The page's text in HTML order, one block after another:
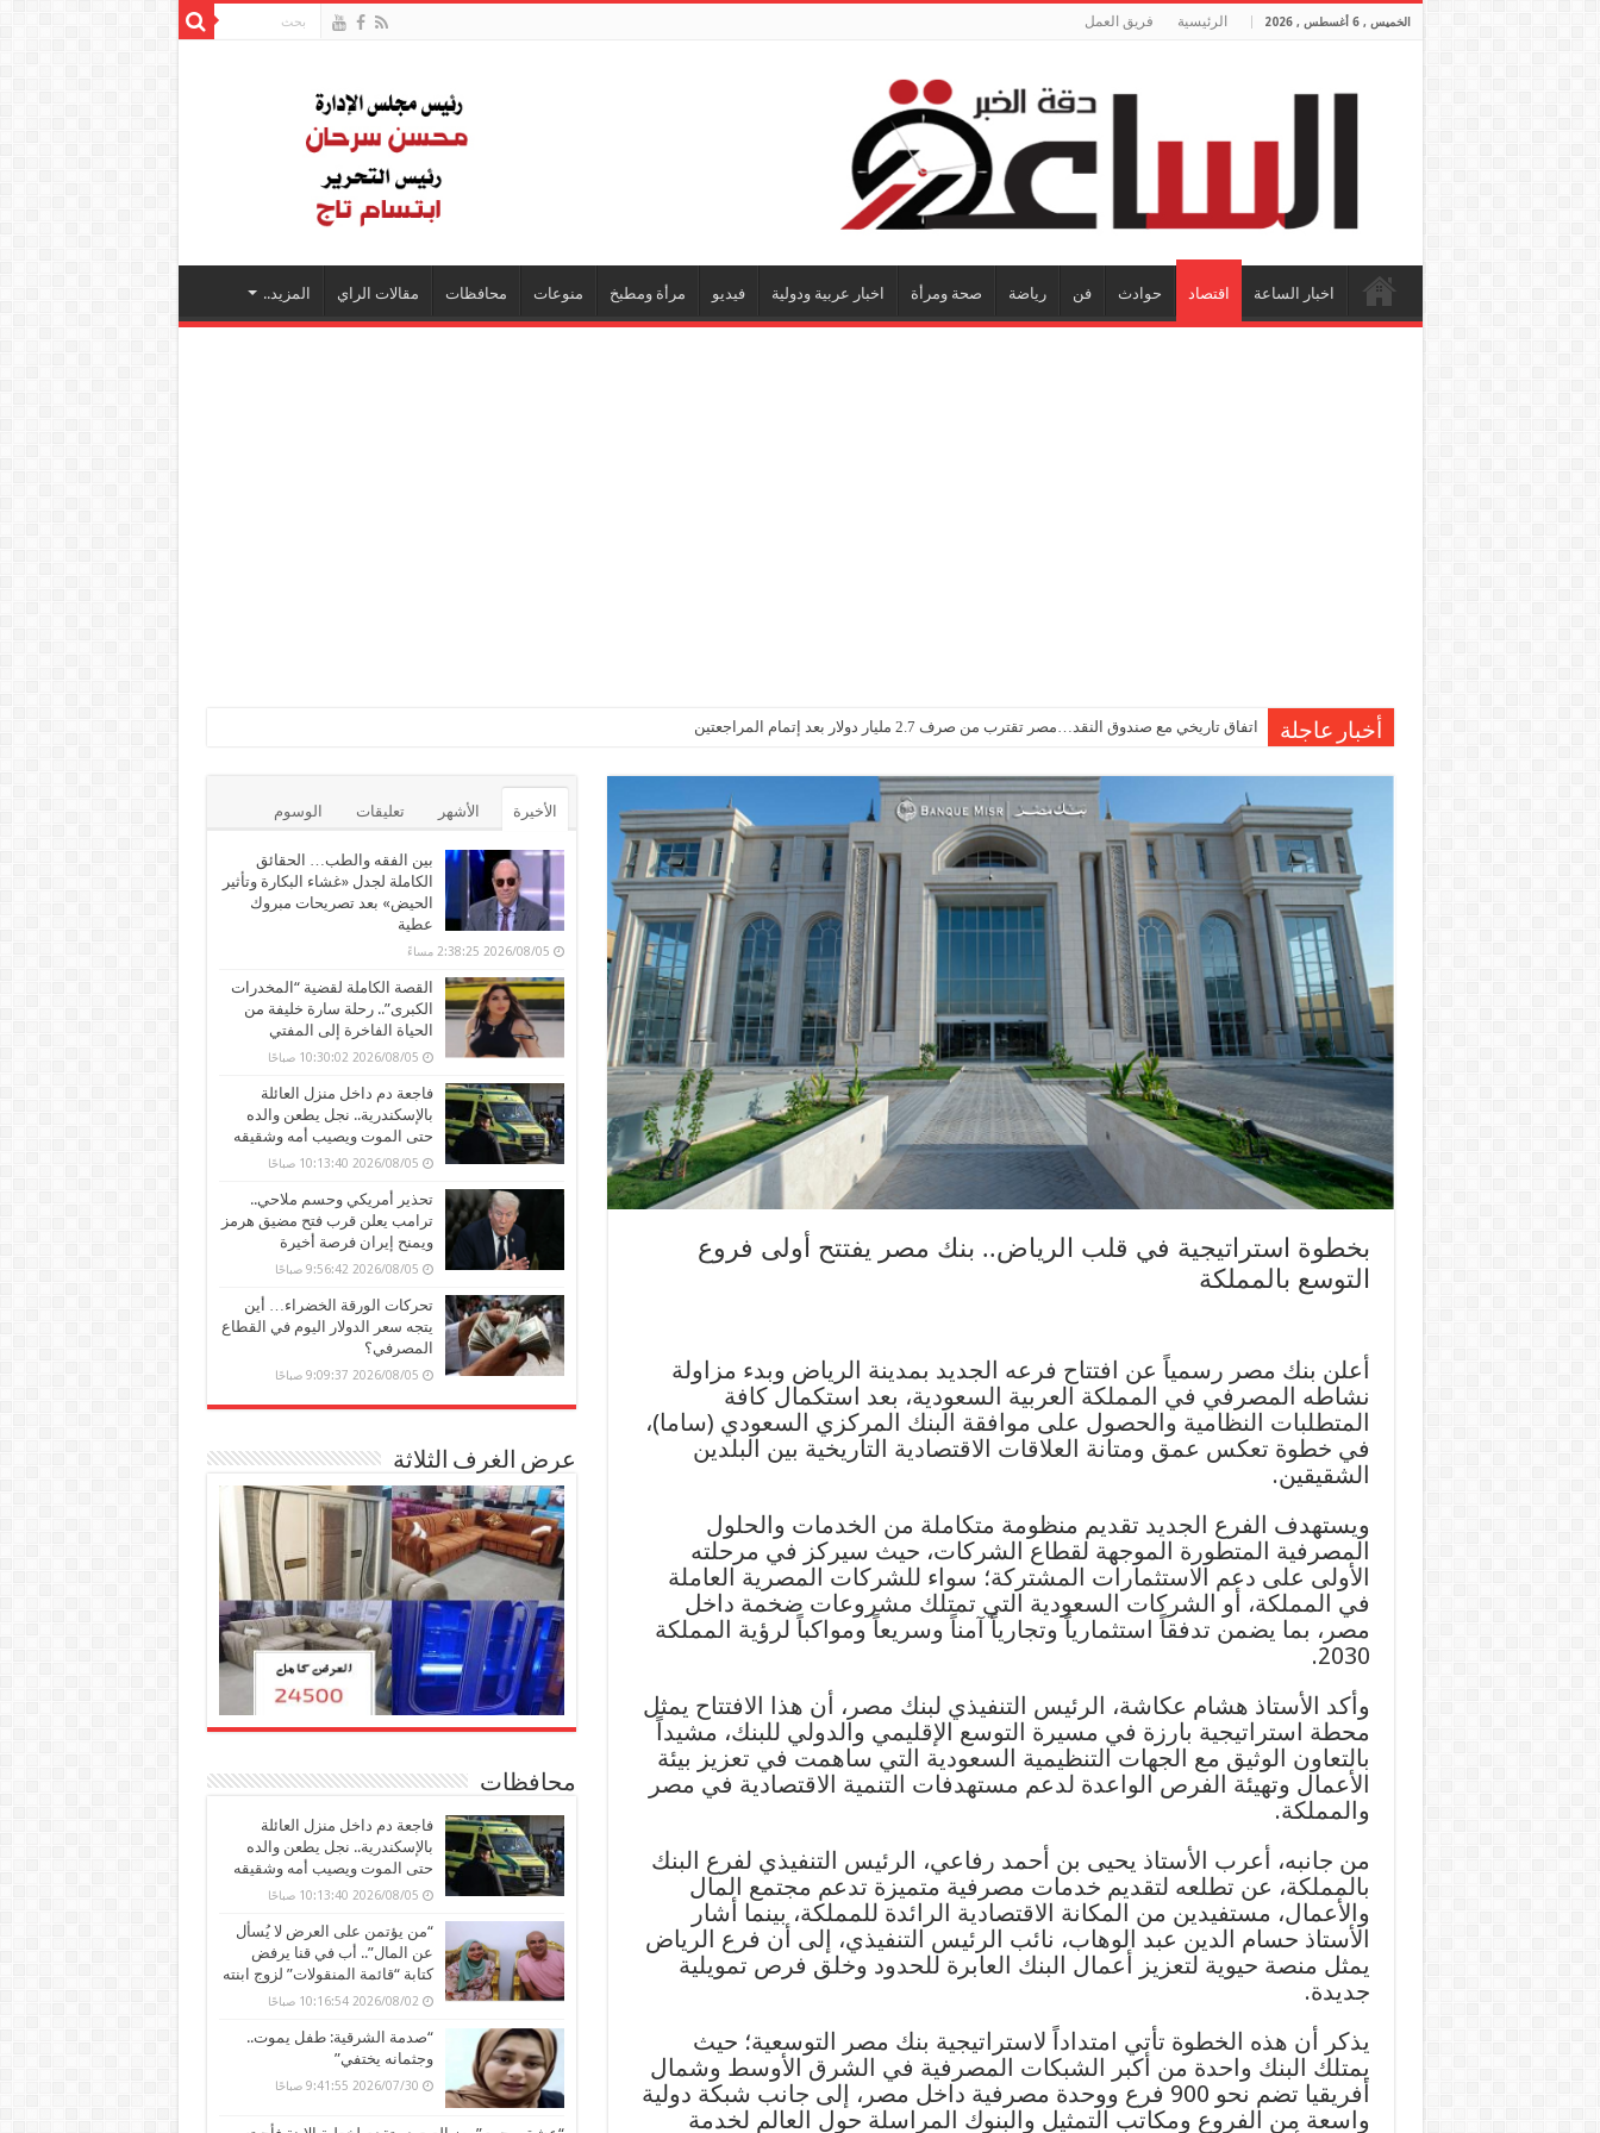
الخميس , 6 أغسطس , 2026 الرئيسية فريق العمل
اخبار الساعة اقتصاد حوادث فن رياضة صحة ومرأة اخبار عربية ودولية فيديو مرأة ومطبخ منوعات محافظات مقالات الراي المزيد..
أخبار عاجلة اتفاق تاريخي مع صندوق النقد…مصر تقترب من صرف 2.7 مليار دولار بعد إتمام المراجعتين
بخطوة استراتيجية في قلب الرياض.. بنك مصر يفتتح أولى فروع
التوسع بالمملكة
أعلن بنك مصر رسمياً عن افتتاح فرعه الجديد بمدينة الرياض وبدء مزاولة
نشاطه المصرفي في المملكة العربية السعودية، بعد استكمال كافة
المتطلبات النظامية والحصول على موافقة البنك المركزي السعودي (ساما)،
في خطوة تعكس عمق ومتانة العلاقات الاقتصادية التاريخية بين البلدين
الشقيقين.
ويستهدف الفرع الجديد تقديم منظومة متكاملة من الخدمات والحلول
المصرفية المتطورة الموجهة لقطاع الشركات، حيث سيركز في مرحلته
الأولى على دعم الاستثمارات المشتركة؛ سواء للشركات المصرية العاملة
في المملكة، أو الشركات السعودية التي تمتلك مشروعات ضخمة داخل
مصر، بما يضمن تدفقاً استثمارياً وتجارياً آمناً وسريعاً ومواكباً لرؤية المملكة
2030.
وأكد الأستاذ هشام عكاشة، الرئيس التنفيذي لبنك مصر، أن هذا الافتتاح يمثل
محطة استراتيجية بارزة في مسيرة التوسع الإقليمي والدولي للبنك، مشيداً
بالتعاون الوثيق مع الجهات التنظيمية السعودية التي ساهمت في تعزيز بيئة
الأعمال وتهيئة الفرص الواعدة لدعم مستهدفات التنمية الاقتصادية في مصر
والمملكة.
من جانبه، أعرب الأستاذ يحيى بن أحمد رفاعي، الرئيس التنفيذي لفرع البنك
بالمملكة، عن تطلعه لتقديم خدمات مصرفية متميزة تدعم مجتمع المال
والأعمال، مستفيدين من المكانة الاقتصادية الرائدة للمملكة، بينما أشار
الأستاذ حسام الدين عبد الوهاب، نائب الرئيس التنفيذي، إلى أن فرع الرياض
يمثل منصة حيوية لتعزيز أعمال البنك العابرة للحدود وخلق فرص تمويلية
جديدة.
يذكر أن هذه الخطوة تأتي امتداداً لاستراتيجية بنك مصر التوسعية؛ حيث
يمتلك البنك واحدة من أكبر الشبكات المصرفية في الشرق الأوسط وشمال
أفريقيا تضم نحو 900 فرع ووحدة مصرفية داخل مصر، إلى جانب شبكة دولية
واسعة من الفروع ومكاتب التمثيل والبنوك المراسلة حول العالم لخدمة
الأخيرة الأشهر تعليقات الوسوم
بين الفقه والطب… الحقائق
الكاملة لجدل «غشاء البكارة وتأثير
الحيض» بعد تصريحات مبروك
عطية
2026/08/05 2:38:25 مساءً
القصة الكاملة لقضية “المخدرات
الكبرى”.. رحلة سارة خليفة من
الحياة الفاخرة إلى المفتي
2026/08/05 10:30:02 صباحًا
فاجعة دم داخل منزل العائلة
بالإسكندرية.. نجل يطعن والده
حتى الموت ويصيب أمه وشقيقه
2026/08/05 10:13:40 صباحًا
تحذير أمريكي وحسم ملاحي..
ترامب يعلن قرب فتح مضيق هرمز
ويمنح إيران فرصة أخيرة
2026/08/05 9:56:42 صباحًا
تحركات الورقة الخضراء… أين
يتجه سعر الدولار اليوم في القطاع
المصرفي؟
2026/08/05 9:09:37 صباحًا
عرض الغرف الثلاثة
محافظات
فاجعة دم داخل منزل العائلة
بالإسكندرية.. نجل يطعن والده
حتى الموت ويصيب أمه وشقيقه
2026/08/05 10:13:40 صباحًا
“من يؤتمن على العرض لا يُسأل
عن المال”.. أب في قنا يرفض
كتابة “قائمة المنقولات” لزوج ابنته
2026/08/02 10:16:54 صباحًا
“صدمة الشرقية: طفل يموت..
وجثمانه يختفي”
2026/07/30 9:41:55 صباحًا